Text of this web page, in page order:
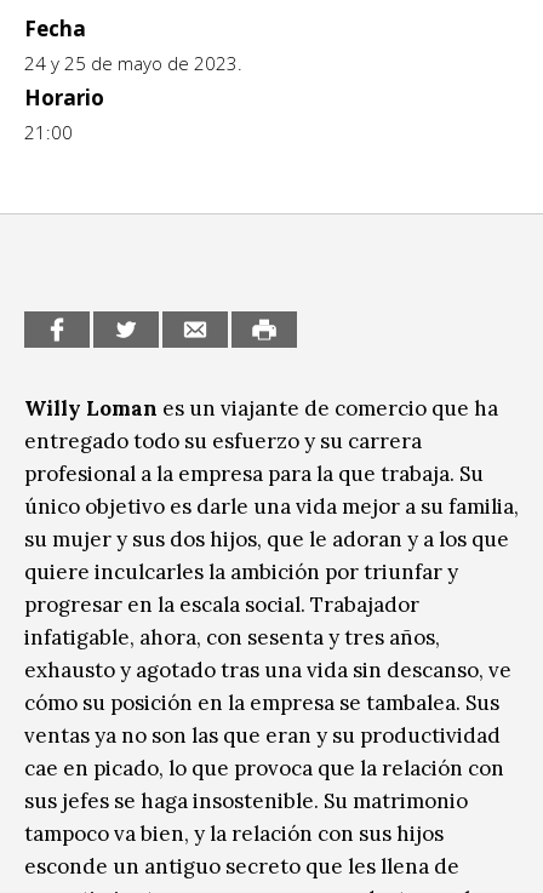
CCE en el interior/libros
Espacio itinerante de lectura infantil
Exposiciones
Formación
Infantil y Juvenil
Medio Ambiente
Sin categoría
Fecha
24 y 25 de mayo de 2023.
Horario
21:00
Willy Loman es un viajante de comercio que ha
entregado todo su esfuerzo y su carrera
profesional a la empresa para la que trabaja. Su
único objetivo es darle una vida mejor a su familia,
su mujer y sus dos hijos, que le adoran y a los que
quiere inculcarles la ambición por triunfar y
progresar en la escala social. Trabajador
infatigable, ahora, con sesenta y tres años,
exhausto y agotado tras una vida sin descanso, ve
cómo su posición en la empresa se tambalea. Sus
ventas ya no son las que eran y su productividad
cae en picado, lo que provoca que la relación con
sus jefes se haga insostenible. Su matrimonio
tampoco va bien, y la relación con sus hijos
esconde un antiguo secreto que les llena de